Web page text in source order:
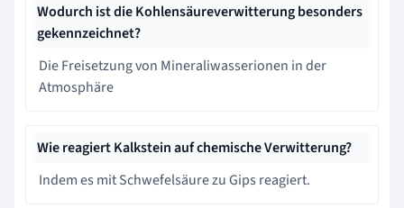
Wodurch ist die Kohlensäureverwitterung besonders
gekennzeichnet?
Die Freisetzung von Mineraliwasserionen in der
Atmosphäre
Wie reagiert Kalkstein auf chemische Verwitterung?
Indem es mit Schwefelsäure zu Gips reagiert.